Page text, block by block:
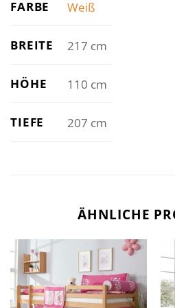
FARBE Weiß
BREITE 217 cm
HÖHE 110 cm
TIEFE 207 cm
ÄHNLICHE